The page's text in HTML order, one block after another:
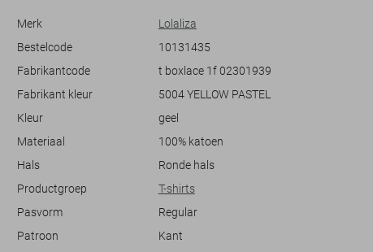
Perfect voor een relaxte dag in het park of een informele brunch met
op je gemak voelt, zelfs tijdens de heetste zomerdagen. Combineer
het met een losse broek of je favoriete rokje voor een moeiteloze,
zomerse look. Dit LolaLiza T-shirt is de ideale keuze voor iedereen die
Merk
Lolaliza
Bestelcode
10131435
Fabrikantcode
t boxlace 1f 02301939
Fabrikant kleur
5004 YELLOW PASTEL
Kleur
geel
Materiaal
100% katoen
Hals
Ronde hals
Productgroep
T-shirts
Pasvorm
Regular
Patroon
Kant